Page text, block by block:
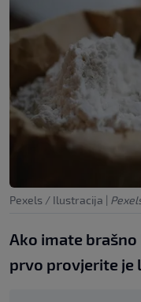
Pexels / Ilustracija |
Ako imate
prvo provjerite je